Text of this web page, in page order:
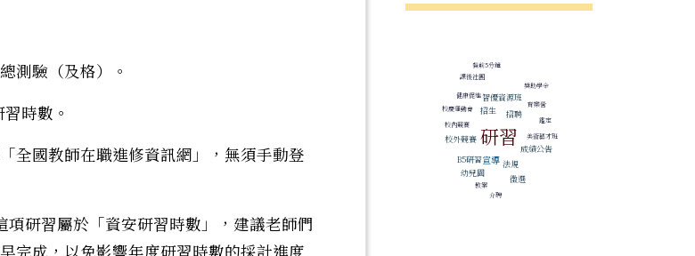
測驗（及格）。
時數。
全國教師在職進修資訊網」，無須手動登
項研習屬於「資安研習時數」，建議老師們
完成，以免影響年度研習時數的採計進度
課後社團
餐前5分鐘
校慶運動會
健康促進
招生
智優資源班
獎助學金
育樂營
校內競賽 研習
招聘
校外競賽 美術藝才班
鑑定
B5研習宣導 法規
成績公告
幼兒園
教案
介聘
徵選